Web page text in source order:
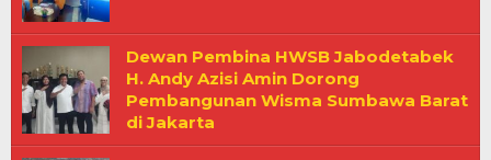
Dewan Pembina HWSB Jabodetabek
H. Andy Azisi Amin Dorong
Pembangunan Wisma Sumbawa Barat
di Jakarta